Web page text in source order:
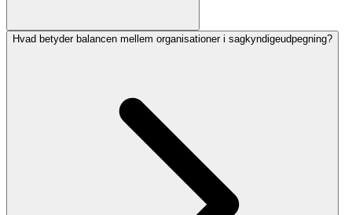
Hvad betyder balancen mellem organisationer i sagkyndigeudpegning?